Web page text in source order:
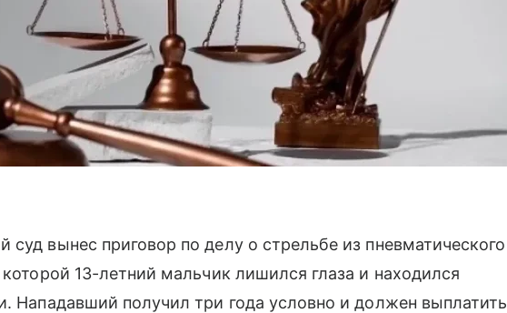
суд вынес приговор по делу о стрельбе из пневматического
которой 13-летний мальчик лишился глаза и находился
Нападавший получил три года условно и должен выплатить